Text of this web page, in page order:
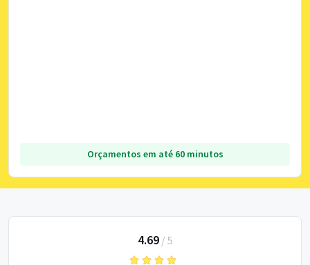
Orçamentos em até 60 minutos
4.69/ 5